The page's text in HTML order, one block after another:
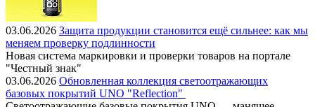
03.06.2026 Защита продукции становится ещё сильнее: как мы
меняем проверку подлинности
Новая система маркировки и проверки товаров на портале
"Честный знак"
03.06.2026 Обновленная коллекция светоотражающих
базовых покрытий UNO "Reflection"